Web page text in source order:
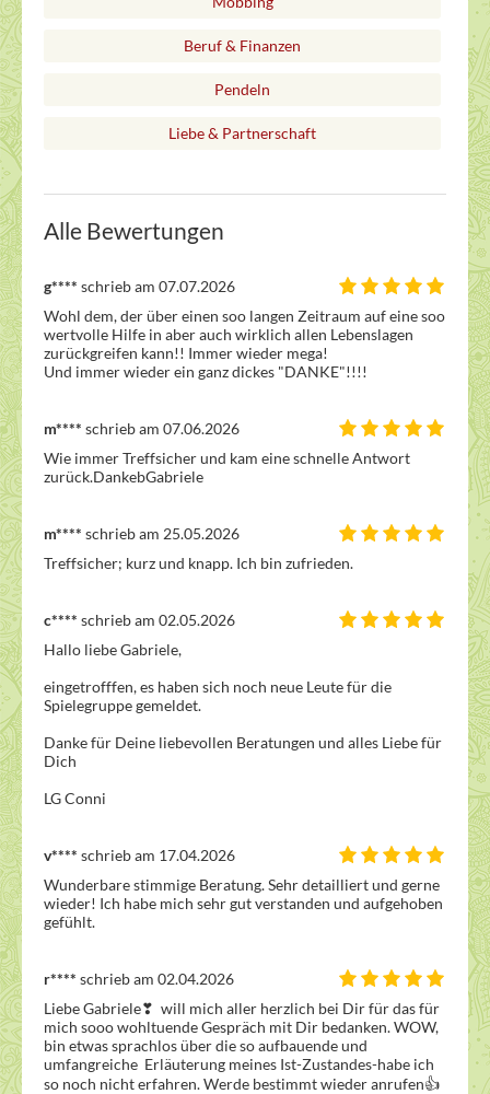
Beruf & Finanzen
Pendeln
Liebe & Partnerschaft
Alle Bewertungen
g**** schrieb am 07.07.2026
Wohl dem, der über einen soo langen Zeitraum auf eine soo
wertvolle Hilfe in aber auch wirklich allen Lebenslagen
zurückgreifen kann!! Immer wieder mega!
Und immer wieder ein ganz dickes "DANKE"!!!!
m**** schrieb am 07.06.2026
Wie immer Treffsicher und kam eine schnelle Antwort
zurück.DankebGabriele
m**** schrieb am 25.05.2026
Treffsicher; kurz und knapp. Ich bin zufrieden.
c**** schrieb am 02.05.2026
Hallo liebe Gabriele,
eingetrofffen, es haben sich noch neue Leute für die
Spielegruppe gemeldet.
Danke für Deine liebevollen Beratungen und alles Liebe für
Dich
LG Conni
v**** schrieb am 17.04.2026
Wunderbare stimmige Beratung. Sehr detailliert und gerne
wieder! Ich habe mich sehr gut verstanden und aufgehoben
gefühlt.
r**** schrieb am 02.04.2026
Liebe Gabriele❣ ️ will mich aller herzlich bei Dir für das für
mich sooo wohltuende Gespräch mit Dir bedanken. WOW,
bin etwas sprachlos über die so aufbauende und
umfangreiche  Erläuterung meines Ist-Zustandes-habe ich
so noch nicht erfahren. Werde bestimmt wieder anrufen👍